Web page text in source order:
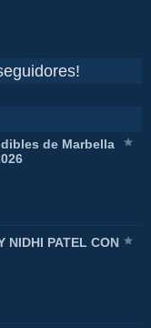
de Marbella
NIDHI PATEL CON